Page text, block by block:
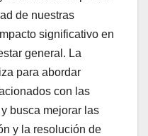
de nuestras
significativo en
general. La
para abordar
con las
busca mejorar las
y la resolución de